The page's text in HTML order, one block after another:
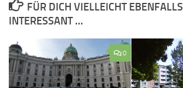
FÜR DICH VIELLEICHT EBENFALLS
INTERESSANT …
0